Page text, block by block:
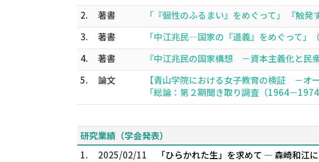
2.
著書
「『個性のふるまい』をめぐって」 『触
3.
著書
「中江兆民―国家の『道義』をめぐって
4.
著書
『中江兆民の国家構想 －資本主義化と民
5.
論文
【青山学院における女子教育の検証 －オ
「総論：第２期聞き取り調査（1964－
研究業績（学会発表）
1.
2025/02/11
「ひらかれた生」を求めて — 森崎和江